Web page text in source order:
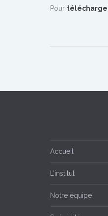
Pour
Accueil
L’institut
Notre équipe